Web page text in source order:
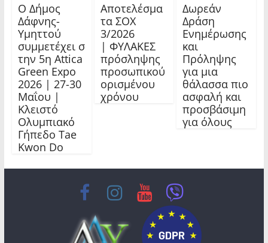
Ο Δήμος
Δάφνης-
Υμηττού
συμμετέχει σ
την 5η Attica
Green Expo
2026 | 27-30
Μαΐου |
Κλειστό
Ολυμπιακό
Γήπεδο Tae
Kwon Do
Αποτελέσμα
τα ΣΟΧ
3/2026
| ΦΥΛΑΚΕΣ
πρόσληψης
προσωπικού
ορισμένου
χρόνου
Δωρεάν
Δράση
Ενημέρωσης
και
Πρόληψης
για μια
θάλασσα πιο
ασφαλή και
προσβάσιμη
για όλους